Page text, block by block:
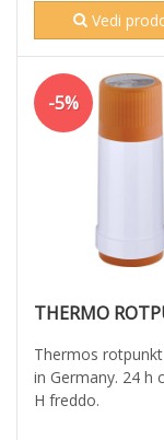
Vedi
-5%
Thermos
in Germany. 24 h
H freddo.